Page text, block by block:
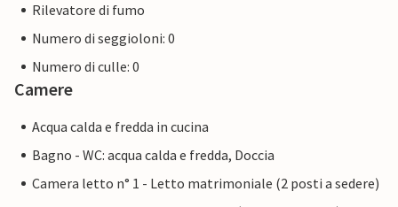
Rilevatore di fumo
Numero di seggioloni: 0
Numero di culle: 0
Camere
Acqua calda e fredda in cucina
Bagno - WC: acqua calda e fredda, Doccia
Camera letto n° 1 - Letto matrimoniale (2 posti a sedere)